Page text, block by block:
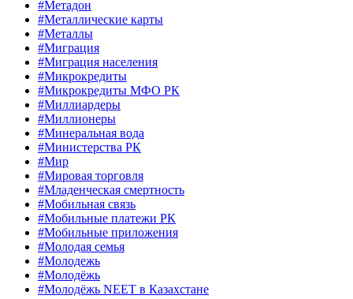
#Метадон
#Металлические карты
#Металлы
#Миграция
#Миграция населения
#Микрокредиты
#Микрокредиты МФО РК
#Миллиардеры
#Миллионеры
#Минеральная вода
#Министерства РК
#Мир
#Мировая торговля
#Младенческая смертность
#Мобильная связь
#Мобильные платежи РК
#Мобильные приложения
#Молодая семья
#Молодежь
#Молодёжь
#Молодёжь NEET в Казахстане